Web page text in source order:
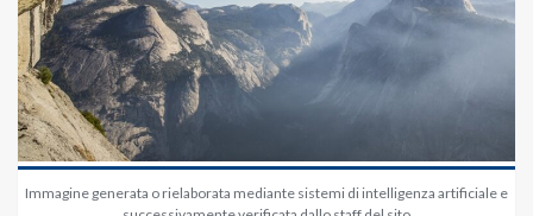
Immagine generata o rielaborata mediante sistemi di intelligenza artificiale e